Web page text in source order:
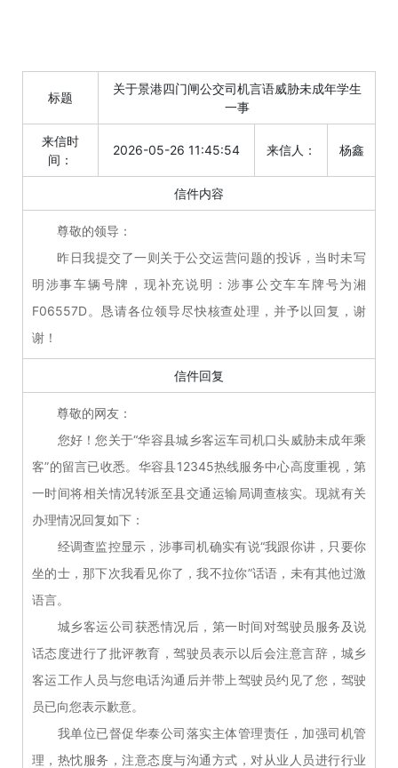
标题
关于景港四门闸公交司机言语威胁未成年学生
一事
来信时
间：
2026-05-26 11:45:54 来信人： 杨鑫
信件内容
尊敬的领导：
昨日我提交了一则关于公交运营问题的投诉，当时未写
明涉事车辆号牌，现补充说明：涉事公交车车牌号为湘
F06557D。恳请各位领导尽快核查处理，并予以回复，谢
谢！
信件回复
尊敬的网友：
您好！您关于“华容县城乡客运车司机口头威胁未成年乘
客”的留言已收悉。华容县12345热线服务中心高度重视，第
一时间将相关情况转派至县交通运输局调查核实。现就有关
办理情况回复如下：
经调查监控显示，涉事司机确实有说“我跟你讲，只要你
坐的士，那下次我看见你了，我不拉你”话语，未有其他过激
语言。
城乡客运公司获悉情况后，第一时间对驾驶员服务及说
话态度进行了批评教育，驾驶员表示以后会注意言辞，城乡
客运工作人员与您电话沟通后并带上驾驶员约见了您，驾驶
员已向您表示歉意。
我单位已督促华泰公司落实主体管理责任，加强司机管
理，热忱服务，注意态度与沟通方式，对从业人员进行行业